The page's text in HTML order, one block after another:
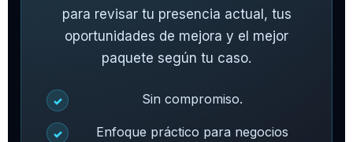
para revisar tu presencia actual, tus
oportunidades de mejora y el mejor
paquete según tu caso.
✓ Sin compromiso.
✓
Enfoque práctico para negocios